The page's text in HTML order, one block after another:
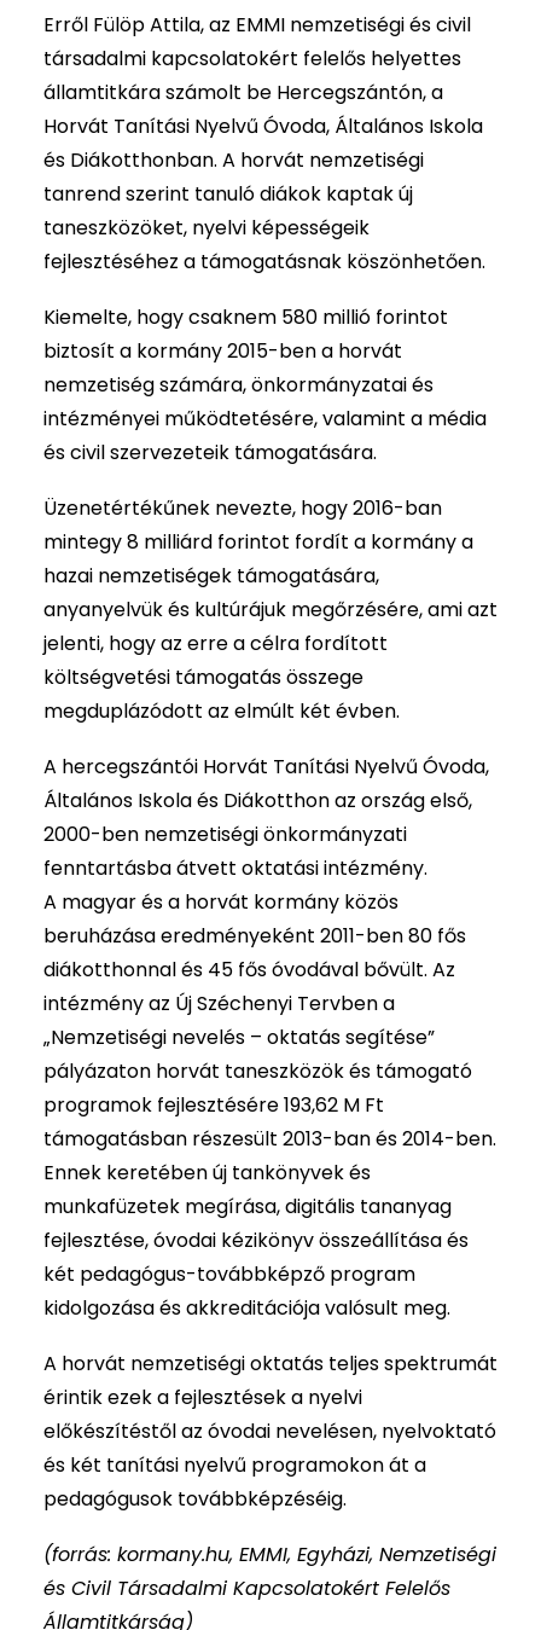
Erről Fülöp Attila, az EMMI nemzetiségi és civil
társadalmi kapcsolatokért felelős helyettes
államtitkára számolt be Hercegszántón, a
Horvát Tanítási Nyelvű Óvoda, Általános Iskola
és Diákotthonban. A horvát nemzetiségi
tanrend szerint tanuló diákok kaptak új
taneszközöket, nyelvi képességeik
fejlesztéséhez a támogatásnak köszönhetően.
Kiemelte, hogy csaknem 580 millió forintot
biztosít a kormány 2015-ben a horvát
nemzetiség számára, önkormányzatai és
intézményei működtetésére, valamint a média
és civil szervezeteik támogatására.
Üzenetértékűnek nevezte, hogy 2016-ban
mintegy 8 milliárd forintot fordít a kormány a
hazai nemzetiségek támogatására,
anyanyelvük és kultúrájuk megőrzésére, ami azt
jelenti, hogy az erre a célra fordított
költségvetési támogatás összege
megduplázódott az elmúlt két évben.
A hercegszántói Horvát Tanítási Nyelvű Óvoda,
Általános Iskola és Diákotthon az ország első,
2000-ben nemzetiségi önkormányzati
fenntartásba átvett oktatási intézmény.
A magyar és a horvát kormány közös
beruházása eredményeként 2011-ben 80 fős
diákotthonnal és 45 fős óvodával bővült. Az
intézmény az Új Széchenyi Tervben a
„Nemzetiségi nevelés – oktatás segítése”
pályázaton horvát taneszközök és támogató
programok fejlesztésére 193,62 M Ft
támogatásban részesült 2013-ban és 2014-ben.
Ennek keretében új tankönyvek és
munkafüzetek megírása, digitális tananyag
fejlesztése, óvodai kézikönyv összeállítása és
két pedagógus-továbbképző program
kidolgozása és akkreditációja valósult meg.
A horvát nemzetiségi oktatás teljes spektrumát
érintik ezek a fejlesztések a nyelvi
előkészítéstől az óvodai nevelésen, nyelvoktató
és két tanítási nyelvű programokon át a
pedagógusok továbbképzéséig.
(forrás: kormany.hu, EMMI, Egyházi, Nemzetiségi
és Civil Társadalmi Kapcsolatokért Felelős
Államtitkárság)